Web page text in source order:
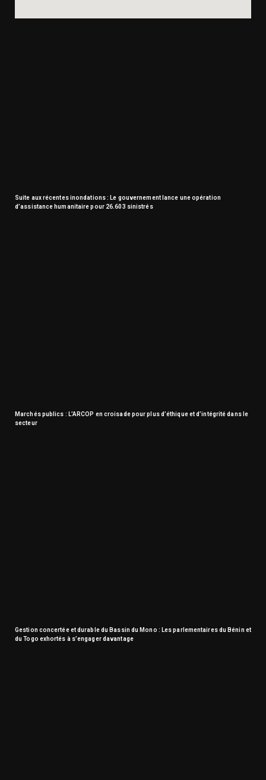
Suite aux récentes inondations : Le gouvernement lance une opération
d’assistance humanitaire pour 26.603 sinistrés
Marchés publics : L’ARCOP en croisade pour plus d’éthique et d’intégrité dans le
secteur
Gestion concertée et durable du Bassin du Mono : Les parlementaires du Bénin et
du Togo exhortés à s’engager davantage